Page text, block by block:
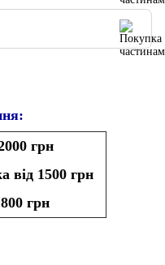
грн
від 1500 грн
грн